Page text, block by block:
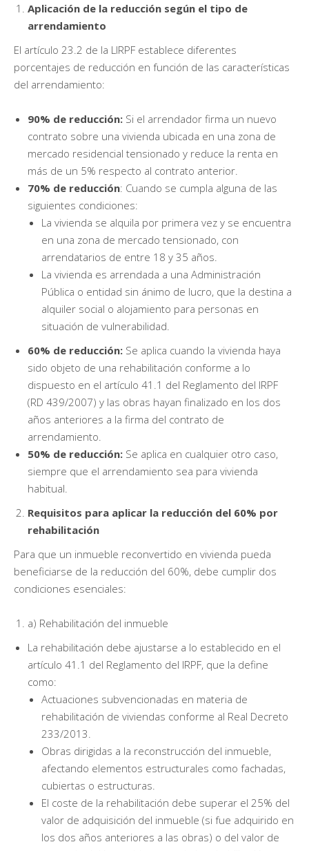
Aplicación de la reducción según el tipo de
arrendamiento
El artículo 23.2 de la LIRPF establece diferentes
porcentajes de reducción en función de las características
del arrendamiento:
90% de reducción: Si el arrendador firma un nuevo
contrato sobre una vivienda ubicada en una zona de
mercado residencial tensionado y reduce la renta en
más de un 5% respecto al contrato anterior.
70% de reducción: Cuando se cumpla alguna de las
siguientes condiciones:
La vivienda se alquila por primera vez y se encuentra
en una zona de mercado tensionado, con
arrendatarios de entre 18 y 35 años.
La vivienda es arrendada a una Administración
Pública o entidad sin ánimo de lucro, que la destina a
alquiler social o alojamiento para personas en
situación de vulnerabilidad.
60% de reducción: Se aplica cuando la vivienda haya
sido objeto de una rehabilitación conforme a lo
dispuesto en el artículo 41.1 del Reglamento del IRPF
(RD 439/2007) y las obras hayan finalizado en los dos
años anteriores a la firma del contrato de
arrendamiento.
50% de reducción: Se aplica en cualquier otro caso,
siempre que el arrendamiento sea para vivienda
habitual.
Requisitos para aplicar la reducción del 60% por
rehabilitación
Para que un inmueble reconvertido en vivienda pueda
beneficiarse de la reducción del 60%, debe cumplir dos
condiciones esenciales:
a) Rehabilitación del inmueble
La rehabilitación debe ajustarse a lo establecido en el
artículo 41.1 del Reglamento del IRPF, que la define
como:
Actuaciones subvencionadas en materia de
rehabilitación de viviendas conforme al Real Decreto
233/2013.
Obras dirigidas a la reconstrucción del inmueble,
afectando elementos estructurales como fachadas,
cubiertas o estructuras.
El coste de la rehabilitación debe superar el 25% del
valor de adquisición del inmueble (si fue adquirido en
los dos años anteriores a las obras) o del valor de